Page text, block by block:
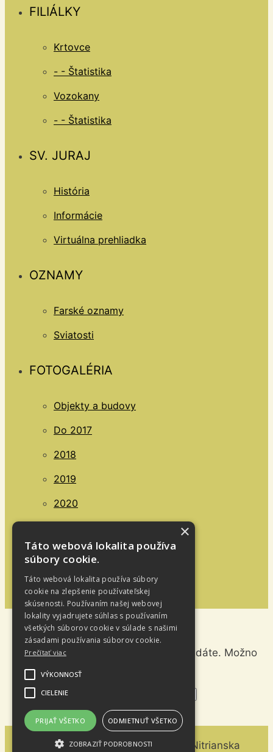
FILIÁLKY
Krtovce
- - Štatistika
Vozokany
- - Štatistika
SV. JURAJ
História
Informácie
Virtuálna prehliadka
OZNAMY
Farské oznamy
Sviatosti
FOTOGALÉRIA
Objekty a budovy
Do 2017
2018
2019
2020
OCHRANA OÚ
Vyzerá to, že nemôžeme nájsť čo hľadáte. Možno
pomôže vyhladávanie.
Hľadať:
Rímskokatolícka Cirkev, Farnosť Nitrianska
×
Táto webová lokalita používa
súbory cookie.
Táto webová lokalita používa súbory
cookie na zlepšenie používateľskej
skúsenosti. Používaním našej webovej
lokality vyjadrujete súhlas s používaním
všetkých súborov cookie v súlade s našimi
zásadami používania súborov cookie.
Prečítať viac
VÝKONNOSŤ
CIELENIE
PRIJAŤ VŠETKO ODMIETNUŤ VŠETKO
ZOBRAZIŤ PODROBNOSTI